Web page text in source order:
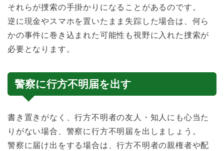
それらが捜索の手掛かりになることがあるのです。
逆に現金やスマホを置いたまま失踪した場合は、何ら
かの事件に巻き込まれた可能性も視野に入れた捜索が
必要となります。
警察に行方不明届を出す
書き置きがなく、行方不明者の友人・知人にも心当た
りがない場合、警察に行方不明届を出しましょう。
警察に届け出をする場合は、行方不明者の親権者や配